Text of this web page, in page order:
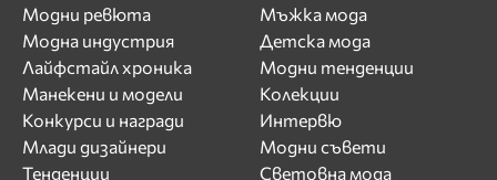
Модни ревюта
Модна индустрия
Лайфстайл хроника
Манекени и модели
Конкурси и награди
Млади дизайнери
Тенденции
Мъжка мода
Детска мода
Модни тенденции
Колекции
Интервю
Модни съвети
Световна мода